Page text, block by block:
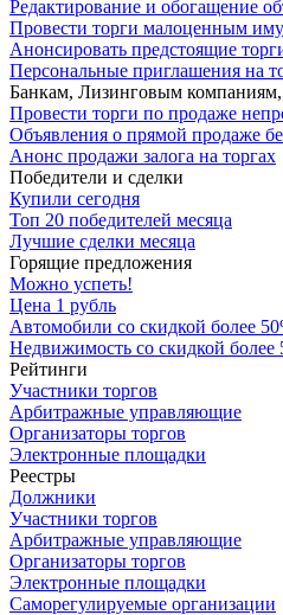
Редактирование и обогащение
Провести торги малоценным
Анонсировать предстоящие
Персональные приглашения на
Банкам, Лизинговым компаниям,
Провести торги по продаже
Объявления о прямой продаже
Анонс продажи залога на торгах
Победители и сделки
Купили сегодня
Топ 20 победителей месяца
Лучшие сделки месяца
Горящие предложения
Можно успеть!
Цена 1 рубль
Автомобили со скидкой более
Недвижимость со скидкой более
Рейтинги
Участники торгов
Арбитражные управляющие
Организаторы торгов
Электронные площадки
Реестры
Должники
Участники торгов
Арбитражные управляющие
Организаторы торгов
Электронные площадки
Саморегулируемые организации